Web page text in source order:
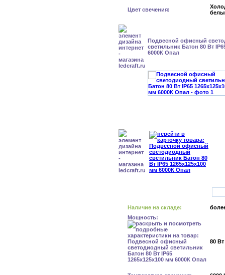
Цвет свечения:
Подвесной офисный
светильник Батон 80 Вт
6000К Опал
Наличие на складе:
Мощность:
80 Вт